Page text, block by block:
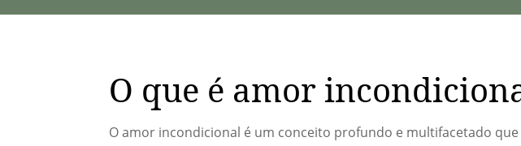
O que é amor
O amor incondicional é um conceito profundo e multifacetado